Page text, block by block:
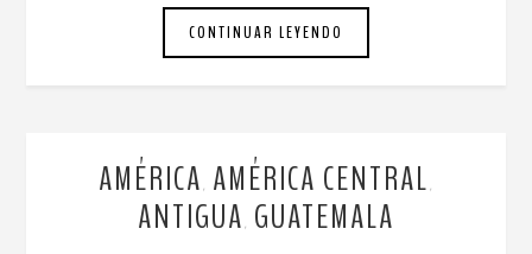
CONTINUAR LEYENDO
AMÉRICA AMÉRICA CENTRAL
ANTIGUA GUATEMALA